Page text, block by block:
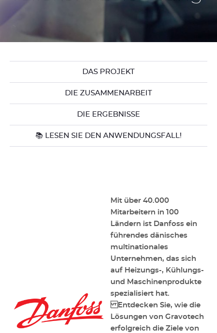
DAS PROJEKT
DIE ZUSAMMENARBEIT
DIE ERGEBNISSE
📚 LESEN SIE DEN ANWENDUNGSFALL!
Mit über 40.000
Mitarbeitern in 100
Ländern ist Danfoss ein
führendes dänisches
multinationales
Unternehmen, das sich
auf Heizungs-, Kühlungs-
und Maschinenprodukte
spezialisiert hat.
Entdecken Sie, wie die
Lösungen von Gravotech
erfolgreich die Ziele von